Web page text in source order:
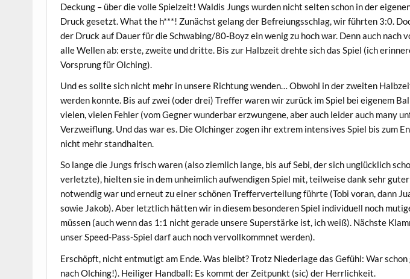
Deckung – über die volle Spielzeit! Waldis Jungs wurden nicht selten schon in der
Druck gesetzt. What the h***! Zunächst gelang der Befreiungsschlag, wir führten 3:0.
der Druck auf Dauer für die Schwabing/80-Boyz ein wenig zu hoch war. Denn auch nach
alle Wellen ab: erste, zweite und dritte. Bis zur Halbzeit drehte sich das Spiel (ich
Vorsprung für Olching).
Und es sollte sich nicht mehr in unsere Richtung wenden… Obwohl in der zweiten
werden konnte. Bis auf zwei (oder drei) Treffer waren wir zurück im Spiel bei eigenem
vielen, vielen Fehler (vom Gegner wunderbar erzwungene, aber auch leider auch many
Verzweiflung. Und das war es. Die Olchinger zogen ihr extrem intensives Spiel bis zum
nicht mehr standhalten.
So lange die Jungs frisch waren (also ziemlich lange, bis auf Sebi, der sich unglücklich
verletzte), hielten sie in dem unheimlich aufwendigen Spiel mit, teilweise dank sehr
notwendig war und erneut zu einer schönen Trefferverteilung führte (Tobi voran, dann
sowie Jakob). Aber letztlich hätten wir in diesem besonderen Spiel individuell noch
müssen (auch wenn das 1:1 nicht gerade unsere Superstärke ist, ich weiß). Nächste
unser Speed-Pass-Spiel darf auch noch vervollkommnet werden).
Erschöpft, nicht entmutigt am Ende. Was bleibt? Trotz Niederlage das Gefühl: War
nach Olching!). Heiliger Handball: Es kommt der Zeitpunkt (sic) der Herrlichkeit.